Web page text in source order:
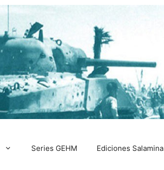
Series GEHM Ediciones Salamina